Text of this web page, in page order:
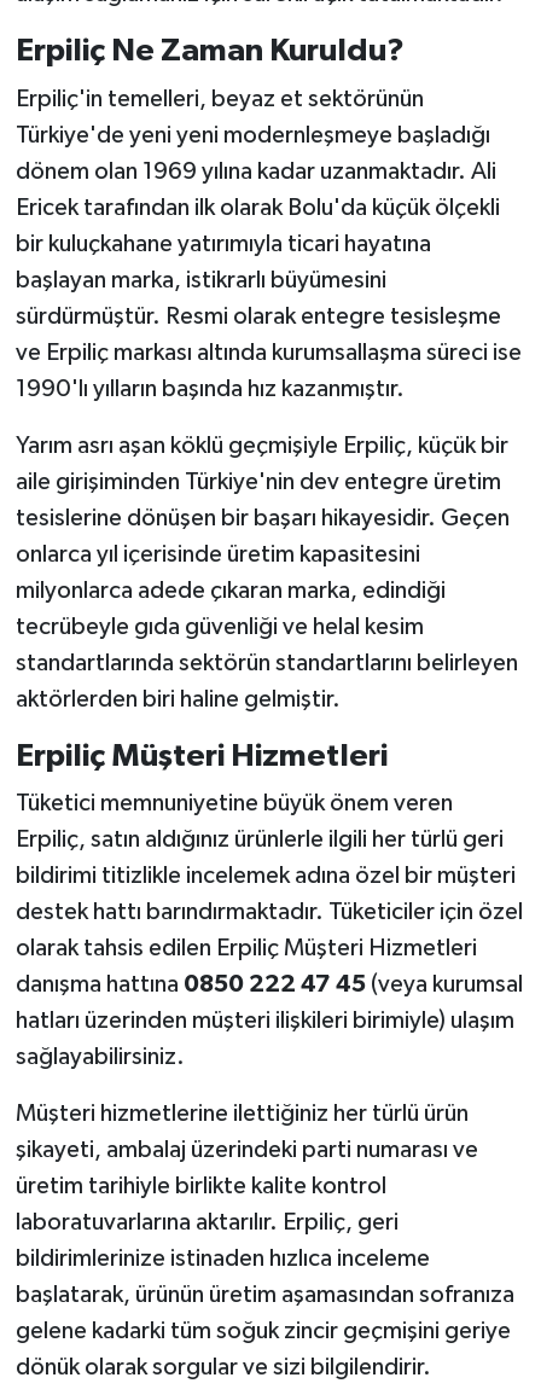
Erpiliç Ne Zaman Kuruldu?
Erpiliç'in temelleri, beyaz et sektörünün
Türkiye'de yeni yeni modernleşmeye başladığı
dönem olan 1969 yılına kadar uzanmaktadır. Ali
Ericek tarafından ilk olarak Bolu'da küçük ölçekli
bir kuluçkahane yatırımıyla ticari hayatına
başlayan marka, istikrarlı büyümesini
sürdürmüştür. Resmi olarak entegre tesisleşme
ve Erpiliç markası altında kurumsallaşma süreci ise
1990'lı yılların başında hız kazanmıştır.
Yarım asrı aşan köklü geçmişiyle Erpiliç, küçük bir
aile girişiminden Türkiye'nin dev entegre üretim
tesislerine dönüşen bir başarı hikayesidir. Geçen
onlarca yıl içerisinde üretim kapasitesini
milyonlarca adede çıkaran marka, edindiği
tecrübeyle gıda güvenliği ve helal kesim
standartlarında sektörün standartlarını belirleyen
aktörlerden biri haline gelmiştir.
Erpiliç Müşteri Hizmetleri
Tüketici memnuniyetine büyük önem veren
Erpiliç, satın aldığınız ürünlerle ilgili her türlü geri
bildirimi titizlikle incelemek adına özel bir müşteri
destek hattı barındırmaktadır. Tüketiciler için özel
olarak tahsis edilen Erpiliç Müşteri Hizmetleri
danışma hattına 0850 222 47 45(veya kurumsal
hatları üzerinden müşteri ilişkileri birimiyle) ulaşım
sağlayabilirsiniz.
Müşteri hizmetlerine ilettiğiniz her türlü ürün
şikayeti, ambalaj üzerindeki parti numarası ve
üretim tarihiyle birlikte kalite kontrol
laboratuvarlarına aktarılır. Erpiliç, geri
bildirimlerinize istinaden hızlıca inceleme
başlatarak, ürünün üretim aşamasından sofranıza
gelene kadarki tüm soğuk zincir geçmişini geriye
dönük olarak sorgular ve sizi bilgilendirir.